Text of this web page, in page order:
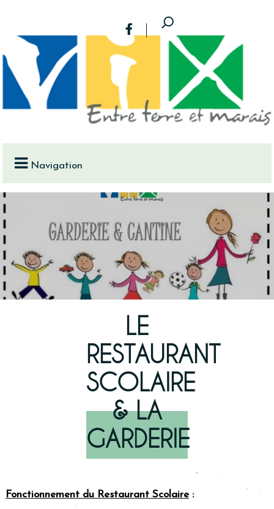
Navigation
LE
RESTAURANT
SCOLAIRE
& LA
GARDERIE
Fonctionnement du Restaurant Scolaire: